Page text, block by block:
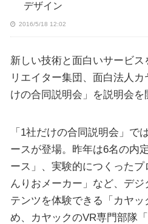
デザイン
2016/5/18 12:02
新しい技術と面白いサービ
リエイター集団、面白法人
けの合同説明会」を説明会を
「1社だけの合同説明会」で
ースが登場。昨年は6名の内
ース」、実験的につくった
んりおメーカー」など、デ
テンツを体験できる「カヤ
め、カヤックのVR専門部隊